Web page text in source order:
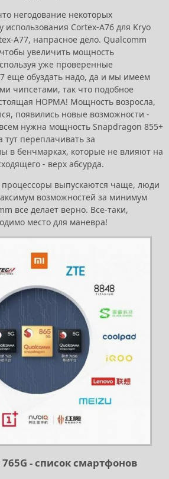
негодование некоторых
использования Cortex-A76 для Kryo
A77, напрасное дело. Qualcomm
увеличить мощность
уже проверенные
еще обуздать надо, да и мы имеем
чипсетами, так что подобное
НОРМА! Мощность возросла,
появились новые возможности -
нужна мощность Snapdragon 855+
переплачивать за
в бенчмарках, которые не влияют на
- верх абсурда.
процессоры выпускаются чаще, люди
возможностей за минимум
все делает верно. Все-таки,
место для маневра!
- список смартфонов